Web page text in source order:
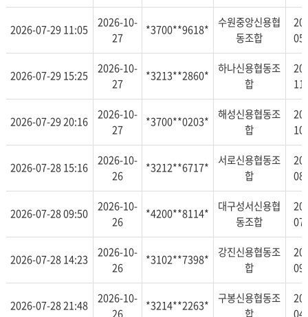
2026-07-29 11:05
2026-10-
27
*3700**9618*
수원중앙신용협
동조합
2026-07-29 15:25
2026-10-
27
*3213**2860*
하나신용협동조
합
2026-07-29 20:16
2026-10-
27
*3700**0203*
해성신용협동조
합
2026-07-28 15:16
2026-10-
26
*3212**6717*
서로신용협동조
합
2026-07-28 09:50
2026-10-
26
*4200**8114*
대구성서신용협
동조합
2026-07-28 14:23
2026-10-
26
*3102**7398*
강진신용협동조
합
2026-07-28 21:48
2026-10-
26
*3214**2263*
구봉신용협동조
합